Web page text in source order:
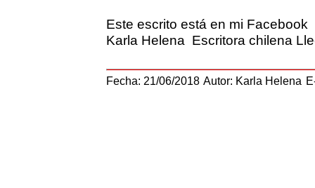
Este escrito está en mi Facebook
Karla Helena Escritora chilena
Fecha: 21/06/2018 Autor: Karla Helena